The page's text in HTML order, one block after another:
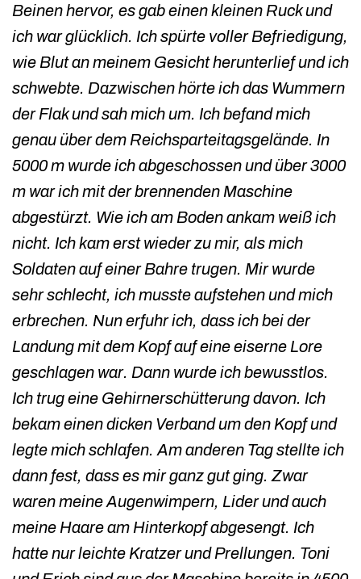
Beinen hervor, es gab einen kleinen Ruck und
ich war glücklich. Ich spürte voller Befriedigung,
wie Blut an meinem Gesicht herunterlief und ich
schwebte. Dazwischen hörte ich das Wummern
der Flak und sah mich um. Ich befand mich
genau über dem Reichsparteitagsgelände. In
5000 m wurde ich abgeschossen und über 3000
m war ich mit der brennenden Maschine
abgestürzt. Wie ich am Boden ankam weiß ich
nicht. Ich kam erst wieder zu mir, als mich
Soldaten auf einer Bahre trugen. Mir wurde
sehr schlecht, ich musste aufstehen und mich
erbrechen. Nun erfuhr ich, dass ich bei der
Landung mit dem Kopf auf eine eiserne Lore
geschlagen war. Dann wurde ich bewusstlos.
Ich trug eine Gehirnerschütterung davon. Ich
bekam einen dicken Verband um den Kopf und
legte mich schlafen. Am anderen Tag stellte ich
dann fest, dass es mir ganz gut ging. Zwar
waren meine Augenwimpern, Lider und auch
meine Haare am Hinterkopf abgesengt. Ich
hatte nur leichte Kratzer und Prellungen. Toni